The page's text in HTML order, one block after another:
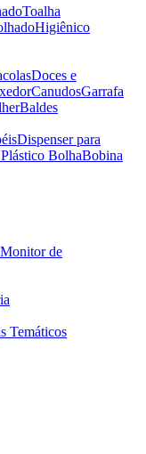
Toalha
Higiênico
Doces e
CanudosGarrafa
Baldes
Dispenser para
BolhaBobina
Monitor de
Temáticos